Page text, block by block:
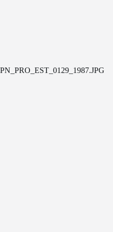
PN_PRO_EST_0129_1987.JPG